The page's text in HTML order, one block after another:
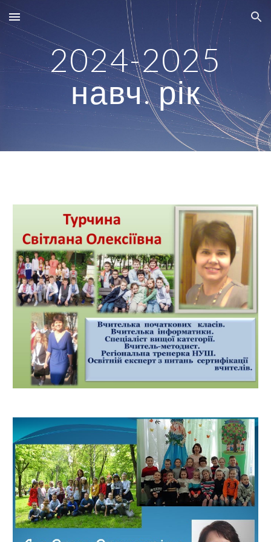
Skip to main content Skip to navigation
2024-2025
навч. рік